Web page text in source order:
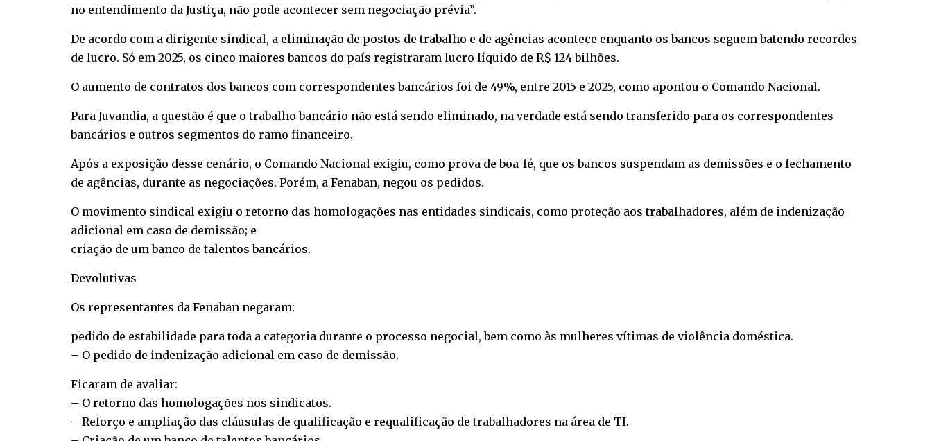
no entendimento da Justiça, não pode acontecer sem negociação prévia”.
De acordo com a dirigente sindical, a eliminação de postos de trabalho e de agências acontece enquanto os bancos seguem batendo recordes
de lucro. Só em 2025, os cinco maiores bancos do país registraram lucro líquido de R$ 124 bilhões.
O aumento de contratos dos bancos com correspondentes bancários foi de 49%, entre 2015 e 2025, como apontou o Comando Nacional.
Para Juvandia, a questão é que o trabalho bancário não está sendo eliminado, na verdade está sendo transferido para os correspondentes
bancários e outros segmentos do ramo financeiro.
Após a exposição desse cenário, o Comando Nacional exigiu, como prova de boa-fé, que os bancos suspendam as demissões e o fechamento
de agências, durante as negociações. Porém, a Fenaban, negou os pedidos.
O movimento sindical exigiu o retorno das homologações nas entidades sindicais, como proteção aos trabalhadores, além de indenização
adicional em caso de demissão; e
criação de um banco de talentos bancários.
Devolutivas
Os representantes da Fenaban negaram:
pedido de estabilidade para toda a categoria durante o processo negocial, bem como às mulheres vítimas de violência doméstica.
– O pedido de indenização adicional em caso de demissão.
Ficaram de avaliar:
– O retorno das homologações nos sindicatos.
– Reforço e ampliação das cláusulas de qualificação e requalificação de trabalhadores na área de TI.